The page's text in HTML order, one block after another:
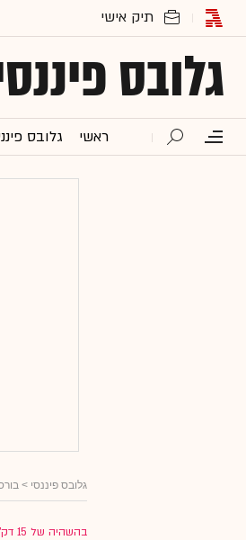
גלובס
ראשי גלובס
גלובס פיננסי >
בהשהיה של 15 דק'